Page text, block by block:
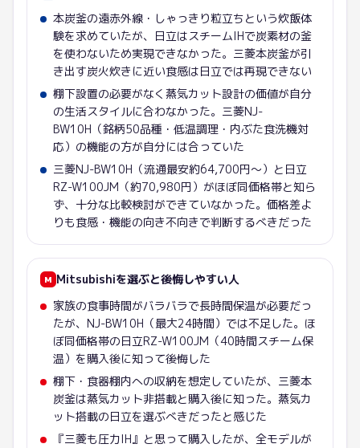
本炭釜の遠赤外線・しゃっきり粒立ちという炊飯体
験を求めていたが、日立はスチームIHで炭素材の釜
を使わないため実現できなかった。三菱本炭釜が引
き出す炭火炊きに近い食感は日立では再現できない
棚下設置の必要がなく蒸気カット設計の価値が自分
の生活スタイルに合わなかった。三菱NJ-
BW10H（銘柄50品種・低温調理・内ぶた食洗機対
応）の機能の方が自分には合っていた
三菱NJ-BW10H（流通最安約64,700円〜）と日立
RZ-W100JM（約70,980円）がほぼ同価格帯と知ら
ず、十分な比較検討ができていなかった。価格差よ
りも食感・機能の向き不向きで判断するべきだった
M Mitsubishiを選ぶと後悔しやすい人
家族の食事時間がバラバラで長時間保温が必要だっ
たが、NJ-BW10H（最大24時間）では不足した。ほ
ぼ同価格帯の日立RZ-W100JM（40時間スチーム保
温）を購入後に知って後悔した
棚下・食器棚内への収納を想定していたが、三菱本
炭釜は蒸気カット非搭載と購入後に知った。蒸気カ
ット搭載の日立を選ぶべきだったと感じた
『三菱も圧力IH』と思って購入したが、全モデルが